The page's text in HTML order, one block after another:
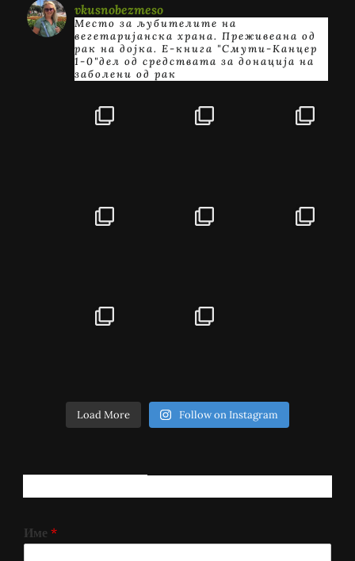
vkusnobezmeso
Место за љубителите на
вегетаријанска храна. Преживеана од
рак на дојка. E-книга "Смути-Канцер
1-0"дел од средствата за донација на
заболени од рак
Load More Follow on Instagram
Име *